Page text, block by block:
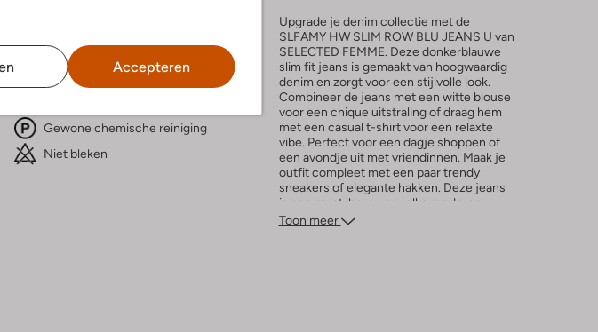
Accepteren
Strijken op maximaal 150 °C
Kan niet in de droogtrommel
Gewone chemische reiniging
Niet bleken
Upgrade je denim collectie met de
SLFAMY HW SLIM ROW BLU JEANS U van
SELECTED FEMME. Deze donkerblauwe
slim fit jeans is gemaakt van hoogwaardig
denim en zorgt voor een stijlvolle look.
Combineer de jeans met een witte blouse
voor een chique uitstraling of draag hem
met een casual t-shirt voor een relaxte
vibe. Perfect voor een dagje shoppen of
een avondje uit met vriendinnen. Maak je
outfit compleet met een paar trendy
sneakers of elegante hakken. Deze jeans
is een must-have voor elke moderne
vrouw!
Toon meer